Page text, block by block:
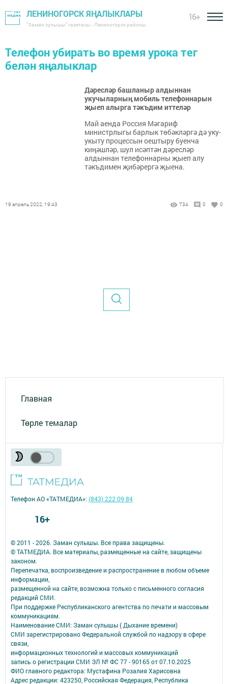
ЛЕНИНОГОРСК ЯҢАЛЫКЛАРЫ
"Заман сулышы" газетасы - Лениногорск районы
16+
Телефон убирать во время урока тег
белән яңалыклар
Дәресләр башланыр алдыннан
укучыларның мобиль телефоннарын
җыеп алырга тәкъдим иттеләр
Май аенда Россия Мәгариф
министрлыгы барлык төбәкләргә дә уку-
укыту процессын оештыру буенча
киңәшләр, шул исәптән дәресләр
алдыннан телефоннарны җыеп алу
тәкъдимен җибәрергә җыена.
19 апрель 2022, 19:43 734 0 0
Главная
Төрле темалар
© 2011 - 2026. Заман сулышы. Все права защищены.
© ТАТМЕДИА. Все материалы, размещенные на сайте, защищены
законом.
Перепечатка, воспроизведение и распространение в любом объеме
информации,
размещенной на сайте, возможна только с письменного согласия
редакций СМИ.
При поддержке Республиканского агентства по печати и массовым
коммуникациям.
Наименование СМИ: Заман сулышы ( Дыхание времени)
СМИ зарегистрировано Федеральной службой по надзору в сфере
связи,
информационных технологий и массовых коммуникаций
запись о регистрации СМИ ЭЛ № ФС 77 - 90165 от 07.10.2025
ФИО главного редактора: Мустафина Розалия Харисовна
Адрес редакции: 423250, Российская Федерация, Республика
Телефон АО «ТАТМЕДИА»:(843) 222 09 84
16+